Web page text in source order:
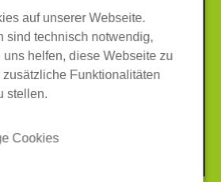
Germany GmbH & Co. KG
auf unserer Webseite.
sind technisch notwendig,
helfen, diese Webseite zu
zusätzliche Funktionalitäten
stellen.
Cookies